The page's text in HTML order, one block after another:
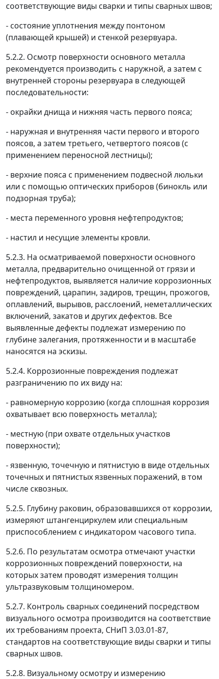
соответствующие виды сварки и типы сварных швов;
- состояние уплотнения между понтоном
(плавающей крышей) и стенкой резервуара.
5.2.2. Осмотр поверхности основного металла
рекомендуется производить с наружной, а затем с
внутренней стороны резервуара в следующей
последовательности:
- окрайки днища и нижняя часть первого пояса;
- наружная и внутренняя части первого и второго
поясов, а затем третьего, четвертого поясов (с
применением переносной лестницы);
- верхние пояса с применением подвесной люльки
или с помощью оптических приборов (бинокль или
подзорная труба);
- места переменного уровня нефтепродуктов;
- настил и несущие элементы кровли.
5.2.3. На осматриваемой поверхности основного
металла, предварительно очищенной от грязи и
нефтепродуктов, выявляется наличие коррозионных
повреждений, царапин, задиров, трещин, прожогов,
оплавлений, вырывов, расслоений, неметаллических
включений, закатов и других дефектов. Все
выявленные дефекты подлежат измерению по
глубине залегания, протяженности и в масштабе
наносятся на эскизы.
5.2.4. Коррозионные повреждения подлежат
разграничению по их виду на:
- равномерную коррозию (когда сплошная коррозия
охватывает всю поверхность металла);
- местную (при охвате отдельных участков
поверхности);
- язвенную, точечную и пятнистую в виде отдельных
точечных и пятнистых язвенных поражений, в том
числе сквозных.
5.2.5. Глубину раковин, образовавшихся от коррозии,
измеряют штангенциркулем или специальным
приспособлением с индикатором часового типа.
5.2.6. По результатам осмотра отмечают участки
коррозионных повреждений поверхности, на
которых затем проводят измерения толщин
ультразвуковым толщиномером.
5.2.7. Контроль сварных соединений посредством
визуального осмотра производится на соответствие
их требованиям проекта, СНиП 3.03.01-87,
стандартов на соответствующие виды сварки и типы
сварных швов.
5.2.8. Визуальному осмотру и измерению